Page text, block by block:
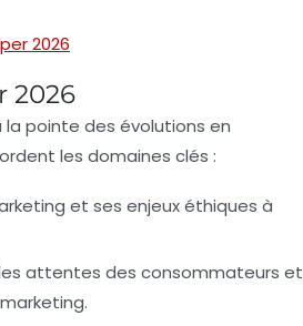
2026
2026
pointe des évolutions en
les domaines clés :
et ses enjeux éthiques à
attentes des consommateurs et